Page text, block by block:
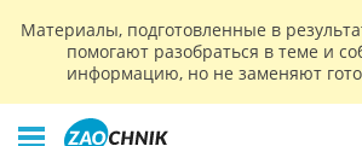
Материалы, подготовленные в
помогают разобраться в теме и
информацию, но не заменяют